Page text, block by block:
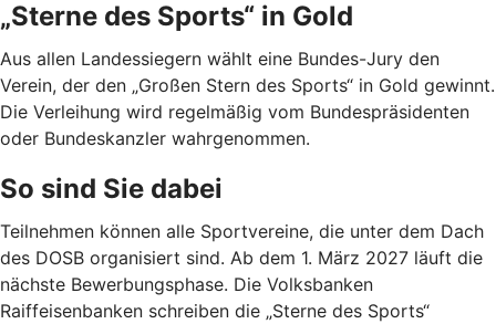
„Sterne des Sports“ in Gold
Aus allen Landessiegern wählt eine Bundes-Jury den
Verein, der den „Großen Stern des Sports“ in Gold gewinnt.
Die Verleihung wird regelmäßig vom Bundespräsidenten
oder Bundeskanzler wahrgenommen.
So sind Sie dabei
Teilnehmen können alle Sportvereine, die unter dem Dach
des DOSB organisiert sind. Ab dem 1. März 2027 läuft die
nächste Bewerbungsphase. Die Volksbanken
Raiffeisenbanken schreiben die „Sterne des Sports“